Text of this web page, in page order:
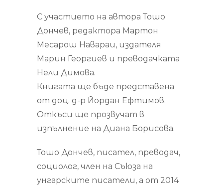
С участието на автора Тошо
Дончев, редактора Мартон
Месарош Навараи, издателя
Марин Георгиев и преводачката
Нели Димова.
Книгата ще бъде представена
от доц. д-р Йордан Ефтимов.
Откъси ще прозвучат в
изпълнение на Диана Борисова.
Тошо Дончев, писател, преводач,
социолог, член на Съюза на
унгарските писатели, а от 2014